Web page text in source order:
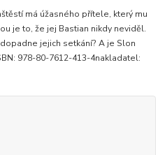
má úžasného přítele, který mu
je to, že jej Bastian nikdy neviděl.
jejich setkání? A je Slon
978-80-7612-413-4nakladatel: